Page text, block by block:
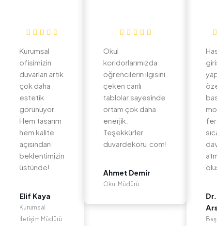
Kurumsal
ofisimizin
duvarları artık
çok daha
estetik
görünüyor.
Hem tasarım
hem kalite
açısından
beklentimizin
üstünde!
Elif Kaya
Kurumsal
İletişim Müdürü
Okul
koridorlarımızda
öğrencilerin ilgisini
çeken canlı
tablolar sayesinde
ortam çok daha
enerjik.
Teşekkürler
duvardekoru.com!
Ahmet Demir
Okul Müdürü